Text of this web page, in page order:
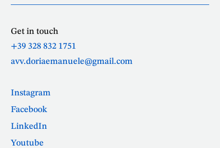
Get in touch
+39 328 832 1751
avv.doriaemanuele@gmail.com
Instagram
Facebook
LinkedIn
Youtube